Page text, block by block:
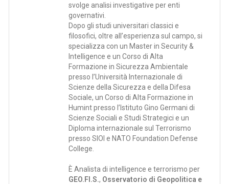
svolge analisi investigative per enti
governativi.
Dopo gli studi universitari classici e
filosofici, oltre all’esperienza sul campo, si
specializza con un Master in Security &
Intelligence e un Corso di Alta
Formazione in Sicurezza Ambientale
presso l’Università Internazionale di
Scienze della Sicurezza e della Difesa
Sociale, un Corso di Alta Formazione in
Humint presso l’Istituto Gino Germani di
Scienze Sociali e Studi Strategici e un
Diploma internazionale sul Terrorismo
presso SIOI e NATO Foundation Defense
College.
È Analista di intelligence e terrorismo per
GEO.FI.S., Osservatorio di Geopolitica e